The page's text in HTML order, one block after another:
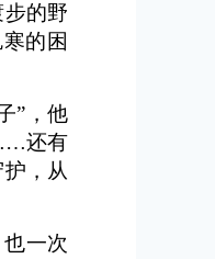
的野
的困
”，他
还有
，从
一次